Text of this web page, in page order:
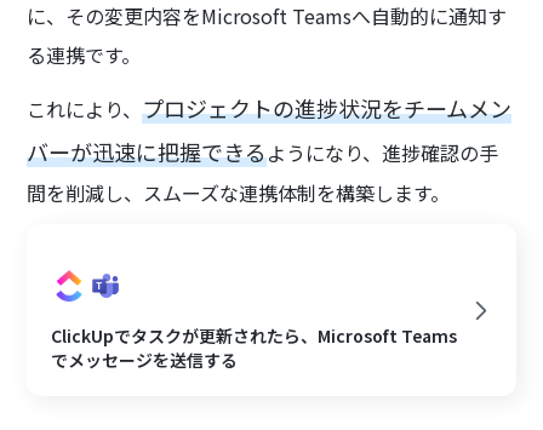
に、その変更内容をMicrosoft Teamsへ自動的に通知す
る連携です。
これにより、プロジェクトの進捗状況をチームメン
バーが迅速に把握できるようになり、進捗確認の手
間を削減し、スムーズな連携体制を構築します。
ClickUpでタスクが更新されたら、Microsoft Teams
でメッセージを送信する